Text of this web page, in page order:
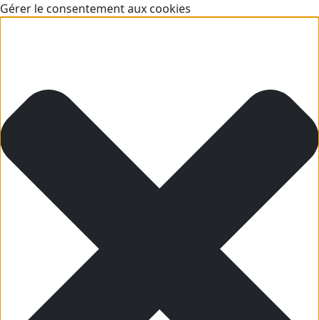
Gérer le consentement aux cookies